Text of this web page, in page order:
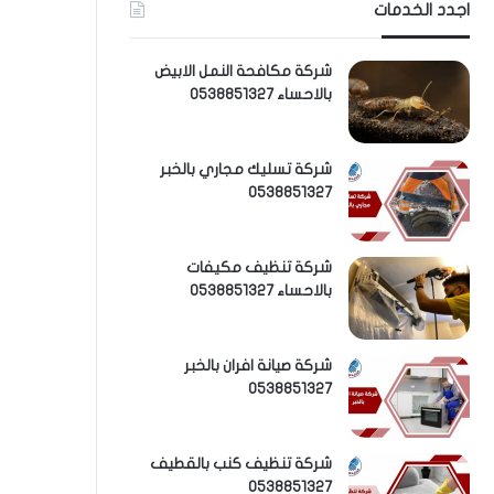
اجدد الخدمات
شركة مكافحة النمل الابيض
بالاحساء 0538851327
شركة تسليك مجاري بالخبر
0538851327
شركة تنظيف مكيفات
بالاحساء 0538851327
شركة صيانة افران بالخبر
0538851327
شركة تنظيف كنب بالقطيف
0538851327